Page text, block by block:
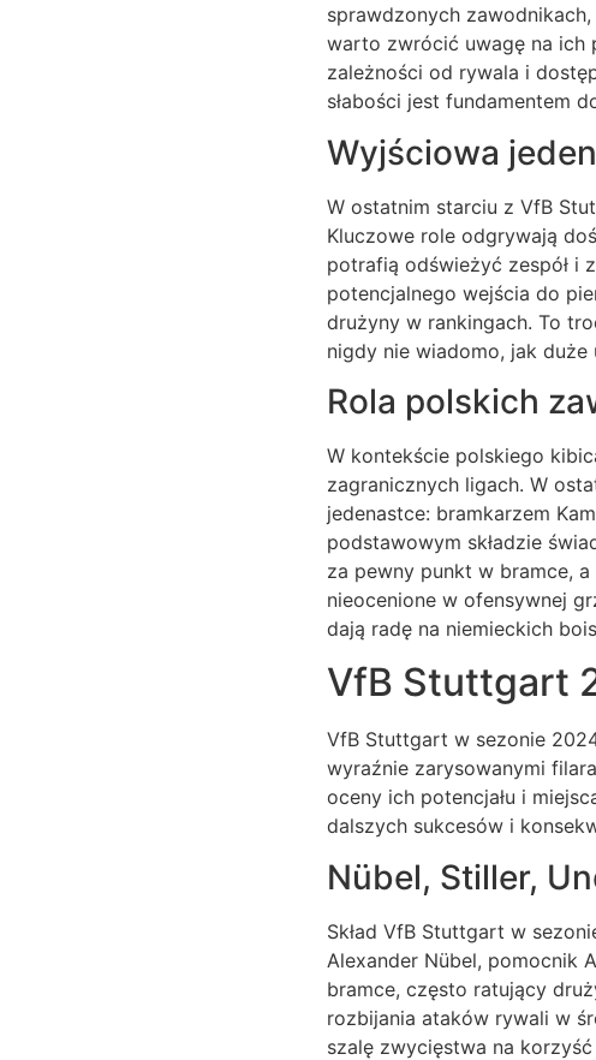
sprawdzonych
warto zwrócić uwagę na ich
zależności od rywala i
słabości jest fundamentem
Wyjściowa
W ostatnim starciu z VfB
Kluczowe role odgrywają
potrafią odświeżyć zespół i
potencjalnego wejścia do
drużyny w rankingach. To
nigdy nie wiadomo, jak duże
Rola polskich
W kontekście polskiego
zagranicznych ligach. W
jedenastce: bramkarzem
podstawowym składzie
za pewny punkt w bramce,
nieocenione w ofensywnej
dają radę na niemieckich
VfB Stuttgart
VfB Stuttgart w sezonie
wyraźnie zarysowanymi
oceny ich potencjału i
dalszych sukcesów i
Nübel, Stiller,
Skład VfB Stuttgart w
Alexander Nübel, pomocnik
bramce, często ratujący
rozbijania ataków rywali w
szalę zwycięstwa na